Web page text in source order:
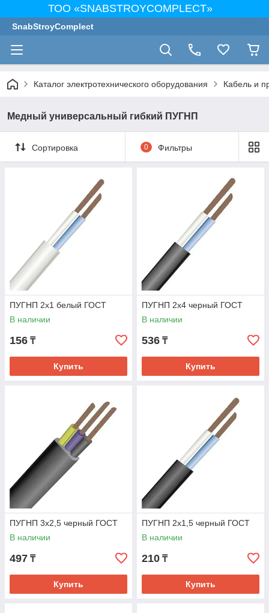
ТОО «SNABSTROYCOMPLECT»
SnabStroyComplect
Каталог электротехнического оборудования Кабель и
Медный универсальный гибкий ПУГНП
Сортировка 0 Фильтры
ПУГНП 2х1 белый ГОСТ
В наличии
156 ₸
Купить
ПУГНП 2х4 черный ГОСТ
В наличии
536 ₸
Купить
ПУГНП 3х2,5 черный ГОСТ
В наличии
497 ₸
Купить
ПУГНП 2х1,5 черный ГОСТ
В наличии
210 ₸
Купить